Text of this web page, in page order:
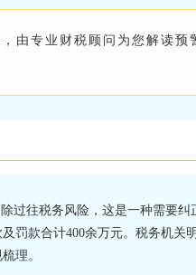
由专业财税顾问为您解读预
过往税务风险，这是一种需要
罚款合计400余万元。税务机关
理。